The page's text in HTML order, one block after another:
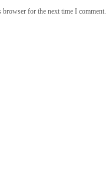
browser for the next time I comment.